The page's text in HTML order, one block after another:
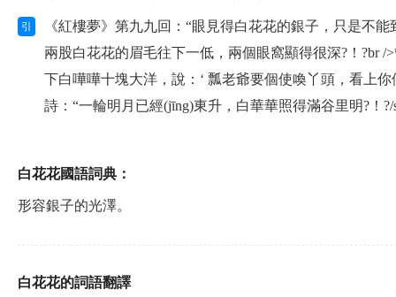
引
《紅樓夢》第九九回：“眼見得白花花的銀子，只是不能到
兩股白花花的眉毛往下一低，兩個眼窩顯得很深?！
下白嘩嘩十塊大洋，說：‘ 瓢老爺要個使喚丫頭，看上你們
詩：“一輪明月已經(jīng)東升，白華華照得滿谷里明?！?/
白花花國語詞典：
形容銀子的光澤。
白花花的詞語翻譯